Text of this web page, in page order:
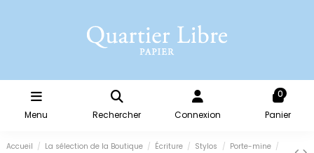
Menu Rechercher Connexion
0
Panier
Accueil La sélection de la Boutique Écriture Stylos
Porte-mine